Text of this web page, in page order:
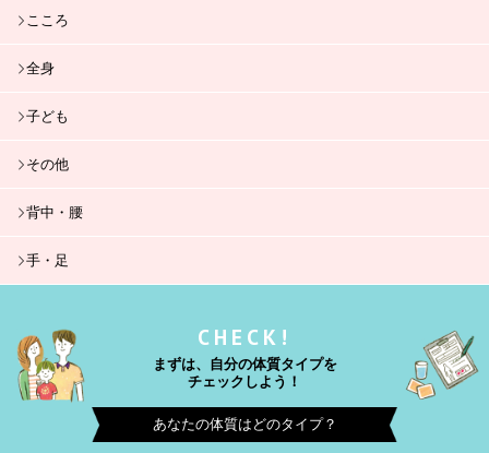
こころ
全身
子ども
その他
背中・腰
手・足
CHECK!
まずは、自分の体質タイプを
チェックしよう！
あなたの体質はどのタイプ？